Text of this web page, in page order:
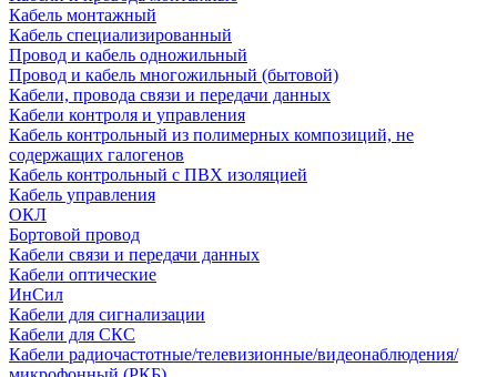
Кабель монтажный
Кабель специализированный
Провод и кабель одножильный
Провод и кабель многожильный (бытовой)
Кабели, провода связи и передачи данных
Кабели контроля и управления
Кабель контрольный из полимерных композиций, не
содержащих галогенов
Кабель контрольный с ПВХ изоляцией
Кабель управления
ОКЛ
Бортовой провод
Кабели связи и передачи данных
Кабели оптические
ИнСил
Кабели для сигнализации
Кабели для СКС
Кабели радиочастотные/телевизионные/видеонаблюдения/